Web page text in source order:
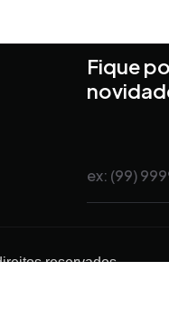
Fique
reservados.